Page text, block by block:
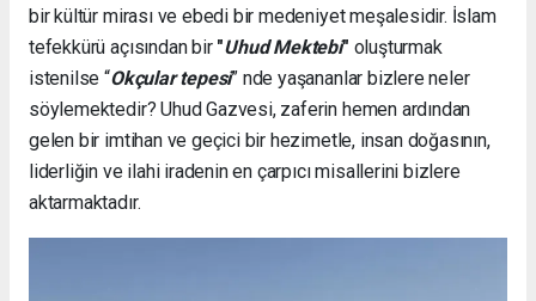
bir kültür mirası ve ebedi bir medeniyet meşalesidir. İslam
tefekkürü açısından bir "Uhud Mektebi" oluşturmak
istenilse “Okçular tepesi” nde yaşananlar bizlere neler
söylemektedir? Uhud Gazvesi, zaferin hemen ardından
gelen bir imtihan ve geçici bir hezimetle, insan doğasının,
liderliğin ve ilahi iradenin en çarpıcı misallerini bizlere
aktarmaktadır.